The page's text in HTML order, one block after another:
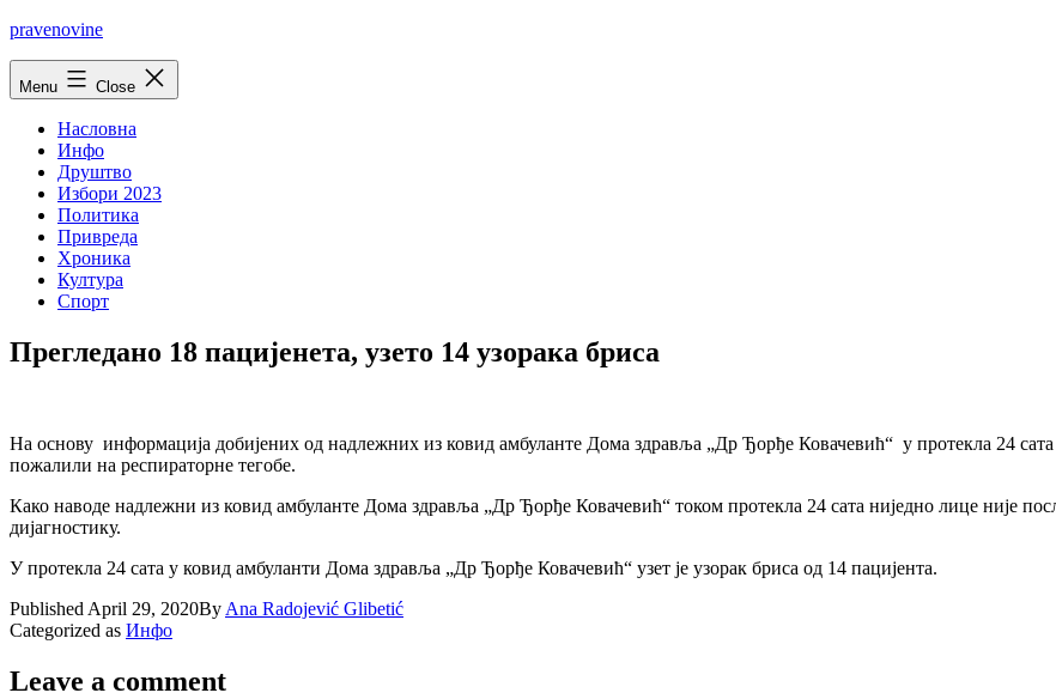
Skip
pravenovine
Menu Close
Насловна
Инфо
Друштво
Избори 2023
Политика
Привреда
Хроника
Култура
Спорт
Прегледано 18 пацијенета, узето 14 узорака бриса
На основу информација добијених од надлежних из ковид амбуланте Дома здравља „Др Ђорђе Ковачевић“ у протекла 24 сата
пожалили на респираторне тегобе.
Како наводе надлежни из ковид амбуланте Дома здравља „Др Ђорђе Ковачевић“ током протекла 24 сата ниједно лице није
дијагностику.
У протекла 24 сата у ковид амбуланти Дома здравља „Др Ђорђе Ковачевић“ узет је узорак бриса од 14 пацијента.
Published April 29, 2020By Ana Radojević Glibetić
Categorized as Инфо
Leave a comment